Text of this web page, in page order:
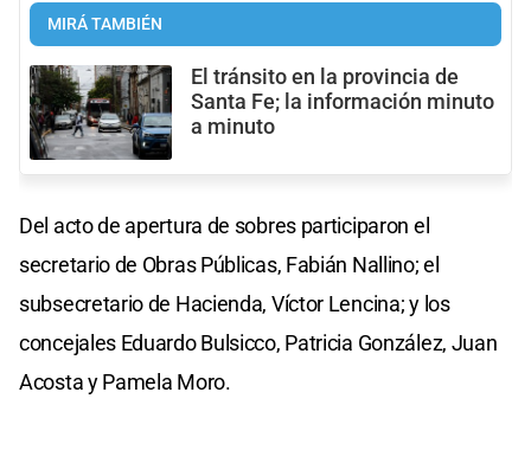
MIRÁ TAMBIÉN
El tránsito en la provincia de
Santa Fe; la información minuto
a minuto
Del acto de apertura de sobres participaron el
secretario de Obras Públicas, Fabián Nallino; el
subsecretario de Hacienda, Víctor Lencina; y los
concejales Eduardo Bulsicco, Patricia González, Juan
Acosta y Pamela Moro.